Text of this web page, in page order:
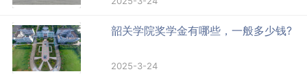
韶关学院奖学金有哪些，一般多少钱?
2025-3-24